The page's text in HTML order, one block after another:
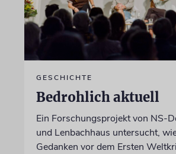
GESCHICHTE
Bedrohlich aktuell
Ein Forschungsprojekt von NS-
und Lenbachhaus untersucht,
Gedanken vor dem Ersten